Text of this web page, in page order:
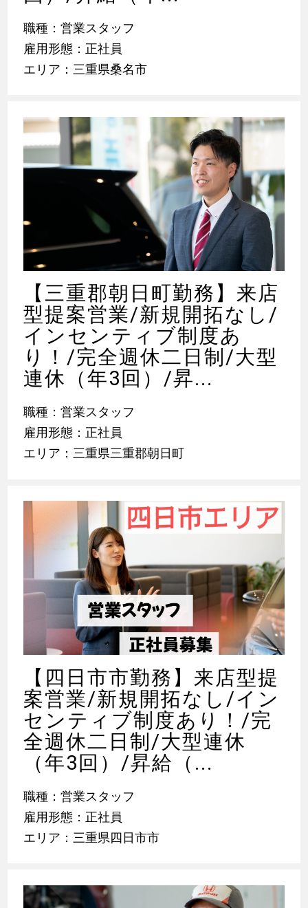
職種：営業スタッフ
雇用形態：正社員
エリア：三重県桑名市
【三重郡朝日町勤務】来店
型提案営業/新規開拓なし/
インセンティブ制度あ
り！/完全週休二日制/大型
連休（年3回）/昇...
職種：営業スタッフ
雇用形態：正社員
エリア：三重県三重郡朝日町
【四日市市勤務】来店型提
案営業/新規開拓なし/イン
センティブ制度あり！/完
全週休二日制/大型連休
（年3回）/昇給（...
職種：営業スタッフ
雇用形態：正社員
エリア：三重県四日市市